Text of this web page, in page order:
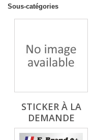
Sous-catégories
STICKER À LA
DEMANDE